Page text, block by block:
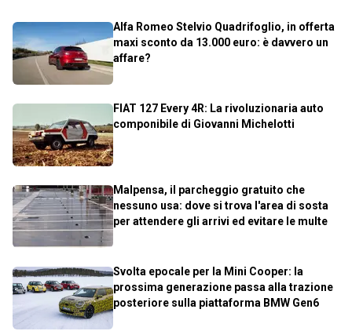
Alfa Romeo Stelvio Quadrifoglio, in offerta
maxi sconto da 13.000 euro: è davvero un
affare?
FIAT 127 Every 4R: La rivoluzionaria auto
componibile di Giovanni Michelotti
Malpensa, il parcheggio gratuito che
nessuno usa: dove si trova l'area di sosta
per attendere gli arrivi ed evitare le multe
Svolta epocale per la Mini Cooper: la
prossima generazione passa alla trazione
posteriore sulla piattaforma BMW Gen6